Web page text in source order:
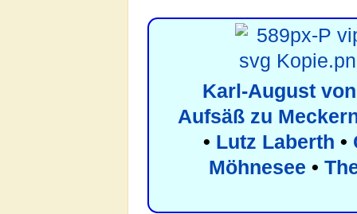
Karl-August
Aufsäß zu
• Lutz Laberth •
Möhnesee •